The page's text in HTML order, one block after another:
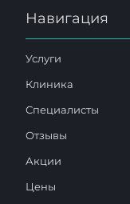
Навигация
Услуги
Клиника
Специалисты
Отзывы
Акции
Цены